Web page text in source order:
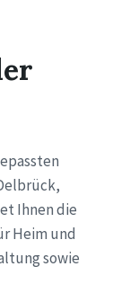
Ihnen die
Heim und
sowie